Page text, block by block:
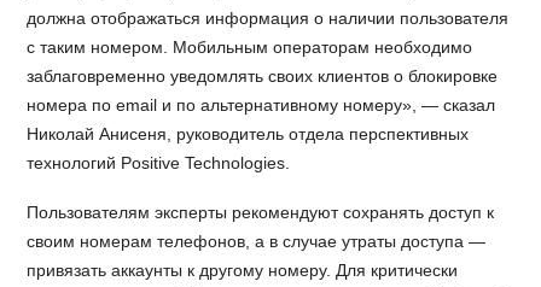
должна отображаться информация о наличии пользователя
с таким номером. Мобильным операторам необходимо
заблаговременно уведомлять своих клиентов о блокировке
номера по email и по альтернативному номеру», — сказал
Николай Анисеня, руководитель отдела перспективных
технологий Positive Technologies.
Пользователям эксперты рекомендуют сохранять доступ к
своим номерам телефонов, а в случае утраты доступа —
привязать аккаунты к другому номеру. Для критически